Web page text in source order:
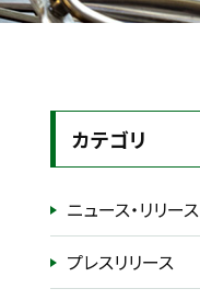
カテゴリ
ニュース・リリース
プレスリリース